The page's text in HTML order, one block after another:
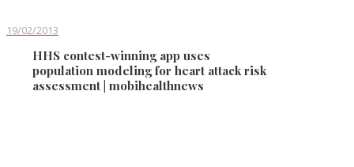
19/02/2013
HHS contest-winning app uses
population modeling for heart attack risk
assessment | mobihealthnews